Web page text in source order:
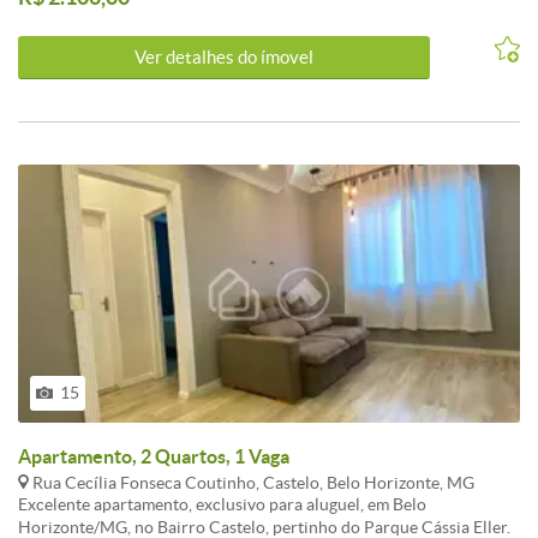
Ver detalhes do ímovel
15
Apartamento, 2 Quartos, 1 Vaga
Rua Cecília Fonseca Coutinho, Castelo, Belo Horizonte, MG
Excelente apartamento, exclusivo para aluguel, em Belo
Horizonte/MG, no Bairro Castelo, pertinho do Parque Cássia Eller.